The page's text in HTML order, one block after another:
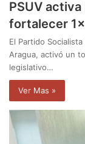
PSUV
fortalecer
El Partido
Aragua, activó un
legislativo…
Ver Mas »